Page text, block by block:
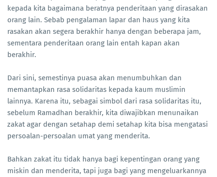
kepada kita bagaimana beratnya penderitaan yang dirasakan
orang lain. Sebab pengalaman lapar dan haus yang kita
rasakan akan segera berakhir hanya dengan beberapa jam,
sementara penderitaan orang lain entah kapan akan
berakhir.
Dari sini, semestinya puasa akan menumbuhkan dan
memantapkan rasa solidaritas kepada kaum muslimin
lainnya. Karena itu, sebagai simbol dari rasa solidaritas itu,
sebelum Ramadhan berakhir, kita diwajibkan menunaikan
zakat agar dengan setahap demi setahap kita bisa mengatasi
persoalan-persoalan umat yang menderita.
Bahkan zakat itu tidak hanya bagi kepentingan orang yang
miskin dan menderita, tapi juga bagi yang mengeluarkannya